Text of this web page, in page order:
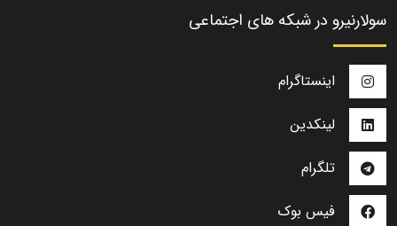
سولارنیرو در شبکه های اجتماعی
اینستاگرام
لینکدین
تلگرام
فیس بوک